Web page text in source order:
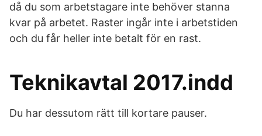
då du som arbetstagare inte behöver stanna
kvar på arbetet. Raster ingår inte i arbetstiden
och du får heller inte betalt för en rast.
Teknikavtal 2017.indd
Du har dessutom rätt till kortare pauser.